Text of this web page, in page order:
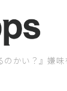
かい？』嫌